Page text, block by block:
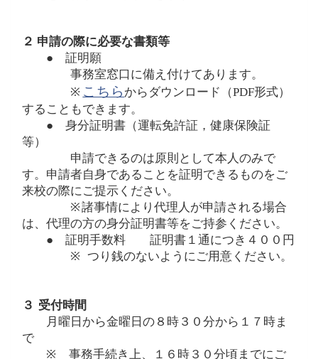
２ 申請の際に必要な書類等
● 証明願
事務室窓口に備え付けてあります。
※ こちら からダウンロード（PDF形式）
することもできます。
● 身分証明書（運転免許証，健康保険証
等）
申請できるのは原則として本人のみで
す。申請者自身であることを証明できるものをご
来校の際にご提示ください。
※諸事情により代理人が申請される場合
は、代理の方の身分証明書等をご持参ください。
● 証明手数料 証明書１通につき４００円
※ つり銭のないようにご用意ください。
３ 受付時間
月曜日から金曜日の８時３０分から１７時ま
で
※事務手続き上、１６時３０分頃までにご